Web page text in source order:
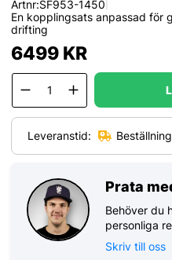
Artnr:SF953-1450
En kopplingsats anpassad för
drifting
6499KR
Leveranstid:
Prata
Behöver du
personliga
Skriv till oss